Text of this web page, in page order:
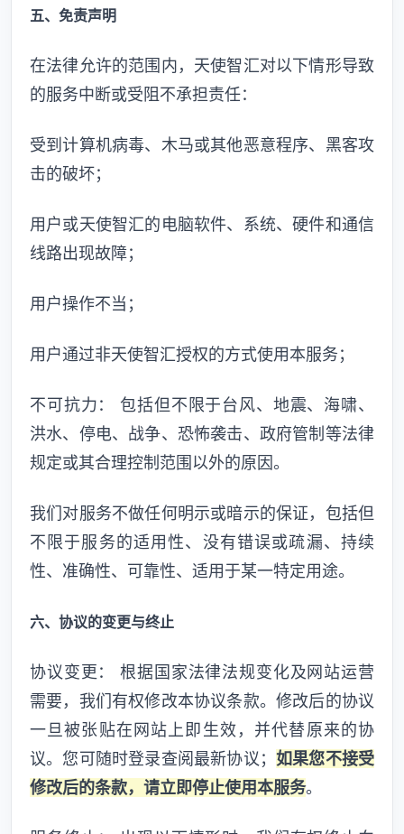
五、免责声明
在法律允许的范围内，天使智汇对以下情形导致
的服务中断或受阻不承担责任：
受到计算机病毒、木马或其他恶意程序、黑客攻
击的破坏；
用户或天使智汇的电脑软件、系统、硬件和通信
线路出现故障；
用户操作不当；
用户通过非天使智汇授权的方式使用本服务；
不可抗力： 包括但不限于台风、地震、海啸、
洪水、停电、战争、恐怖袭击、政府管制等法律
规定或其合理控制范围以外的原因。
我们对服务不做任何明示或暗示的保证，包括但
不限于服务的适用性、没有错误或疏漏、持续
性、准确性、可靠性、适用于某一特定用途。
六、协议的变更与终止
协议变更： 根据国家法律法规变化及网站运营
需要，我们有权修改本协议条款。修改后的协议
一旦被张贴在网站上即生效，并代替原来的协
议。您可随时登录查阅最新协议； 如果您不接受
修改后的条款，请立即停止使用本服务。